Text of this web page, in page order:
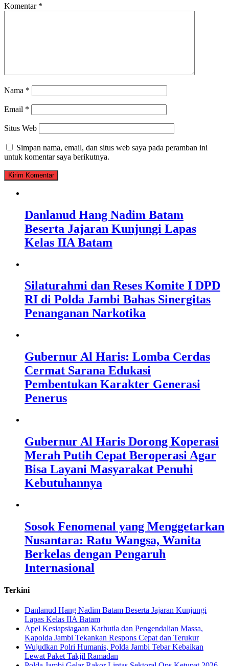
Komentar *
Nama *
Email *
Situs Web
Simpan nama, email, dan situs web saya pada peramban ini
untuk komentar saya berikutnya.
Danlanud Hang Nadim Batam
Beserta Jajaran Kunjungi Lapas
Kelas IIA Batam
Silaturahmi dan Reses Komite I DPD
RI di Polda Jambi Bahas Sinergitas
Penanganan Narkotika
Gubernur Al Haris: Lomba Cerdas
Cermat Sarana Edukasi
Pembentukan Karakter Generasi
Penerus
Gubernur Al Haris Dorong Koperasi
Merah Putih Cepat Beroperasi Agar
Bisa Layani Masyarakat Penuhi
Kebutuhannya
Sosok Fenomenal yang Menggetarkan
Nusantara: Ratu Wangsa, Wanita
Berkelas dengan Pengaruh
Internasional
Terkini
Danlanud Hang Nadim Batam Beserta Jajaran Kunjungi
Lapas Kelas IIA Batam
Apel Kesiapsiagaan Karhutla dan Pengendalian Massa,
Kapolda Jambi Tekankan Respons Cepat dan Terukur
Wujudkan Polri Humanis, Polda Jambi Tebar Kebaikan
Lewat Paket Takjil Ramadan